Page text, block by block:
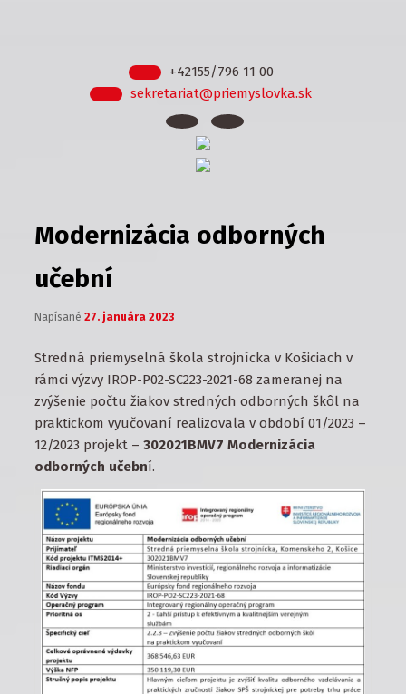
+42155/796 11 00
sekretariat@priemyslovka.sk
Modernizácia odborných
učební
Napísané27. januára 2023
Stredná priemyselná škola strojnícka v Košiciach v
rámci výzvy IROP-P02-SC223-2021-68 zameranej na
zvýšenie počtu žiakov stredných odborných škôl na
praktickom vyučovaní realizovala v období 01/2023 –
12/2023 projekt –302021BMV7 Modernizácia
odborných učební.